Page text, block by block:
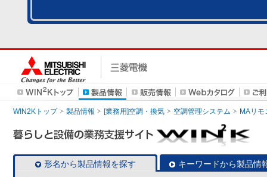
WIN2Kトップ 製品情報 [業務用]空調・換気 空調管理システム MAリモ
形名から製品情報を探す キーワードから製品情